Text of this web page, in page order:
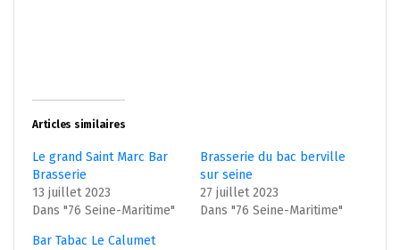
Articles similaires
Le grand Saint Marc Bar
Brasserie
13 juillet 2023
Dans "76 Seine-Maritime"
Brasserie du bac berville
sur seine
27 juillet 2023
Dans "76 Seine-Maritime"
Bar Tabac Le Calumet